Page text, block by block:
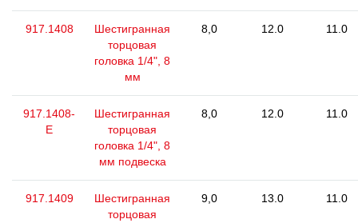
917.1408
Шестигранная
торцовая
головка 1/4", 8
мм
8,0 12.0 11.0
917.1408-
E
Шестигранная
торцовая
головка 1/4", 8
мм подвеска
8,0 12.0 11.0
917.1409
Шестигранная
торцовая
9,0 13.0 11.0